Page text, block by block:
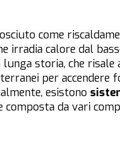
come
calore dal
storia, che
per accendere
esistono
composta da vari